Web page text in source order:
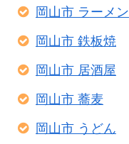
岡山市 ラーメン
岡山市 鉄板焼
岡山市 居酒屋
岡山市 蕎麦
岡山市 うどん